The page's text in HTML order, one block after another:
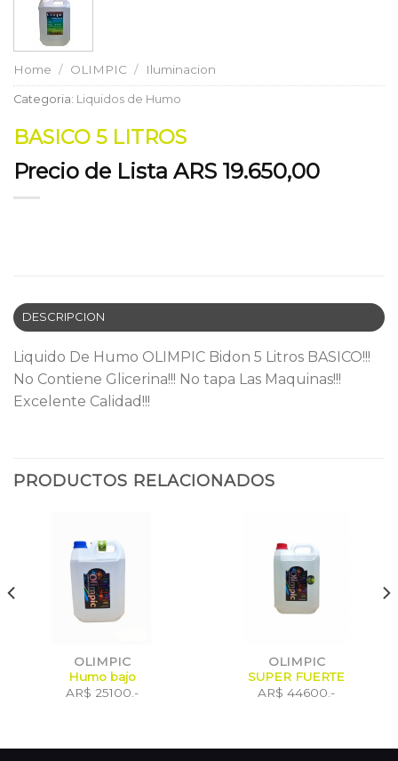
Home / OLIMPIC / Iluminacion
Categoria: Liquidos de Humo
BASICO 5 LITROS
Precio de Lista ARS 19.650,00
DESCRIPCION
Liquido De Humo OLIMPIC Bidon 5 Litros BASICO!!!
No Contiene Glicerina!!! No tapa Las Maquinas!!!
Excelente Calidad!!!
PRODUCTOS RELACIONADOS
OLIMPIC
Humo bajo
AR$ 25100.-
OLIMPIC
SUPER FUERTE
AR$ 44600.-